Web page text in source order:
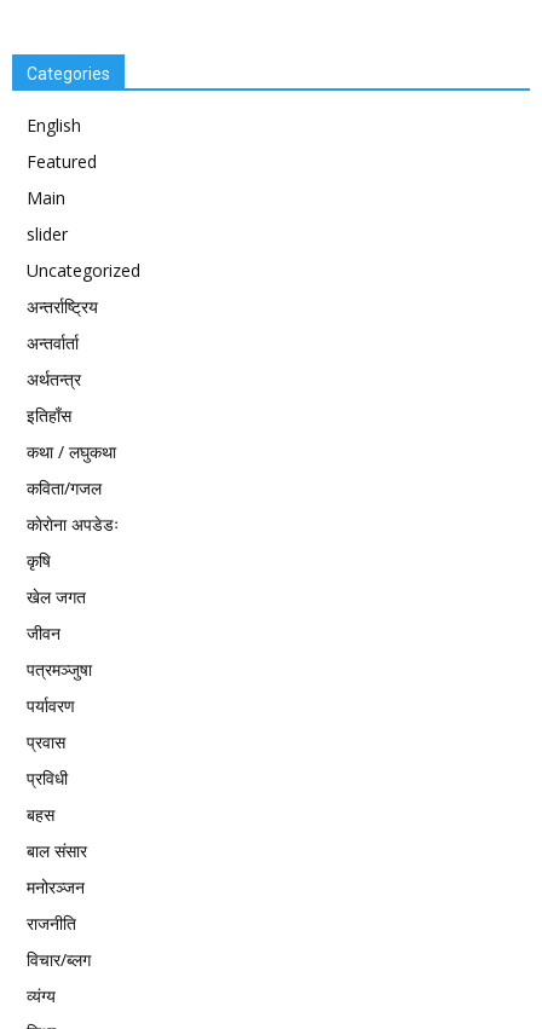
Categories
English
Featured
Main
slider
Uncategorized
अन्तर्राष्ट्रिय
अन्तर्वार्ता
अर्थतन्त्र
इतिहाँस
कथा / लघुकथा
कविता/गजल
काेराेना अपडेडः
कृषि
खेल जगत
जीवन
पत्रमञ्जुषा
पर्यावरण
प्रवास
प्रविधी
बहस
बाल संसार
मनोरञ्जन
राजनीति
विचार/ब्लग
व्यंग्य